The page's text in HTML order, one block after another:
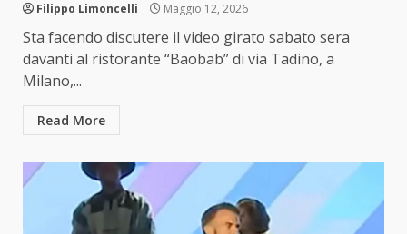
Filippo Limoncelli Maggio 12, 2026
Sta facendo discutere il video girato sabato sera
davanti al ristorante “Baobab” di via Tadino, a
Milano,...
Read More